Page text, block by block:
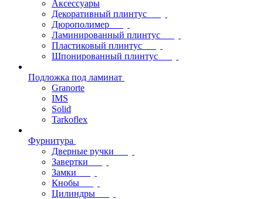
Аксессуары
Декоративный плинтус
Дюрополимер
Ламинированный плинтус
Пластиковый плинтус
Шпонированный плинтус
Подложка под ламинат
Granorte
IMS
Solid
Tarkoflex
Фурнитура
Дверные ручки
Завертки
Замки
Кнобы
Цилиндры